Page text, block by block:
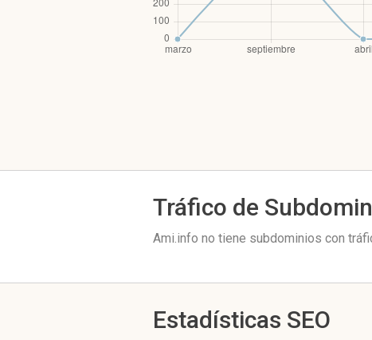
Tráfico de
Ami.info no tiene subdominios con
Estadísticas SEO